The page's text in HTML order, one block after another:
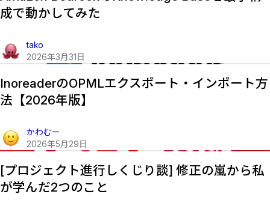
成で動かしてみた
tako
2026年3月 31 日
InoreaderのOPMLエクスポート・インポート方
法【2026年版】
かわむー
2026年5月 29 日
[プロジェクト進行しくじり談] 修正の嵐から私
が学んだ2つのこと